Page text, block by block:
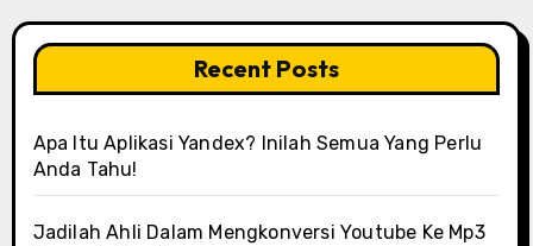
Recent Posts
Apa Itu Aplikasi Yandex? Inilah Semua Yang Perlu
Anda Tahu!
Jadilah Ahli Dalam Mengkonversi Youtube Ke Mp3